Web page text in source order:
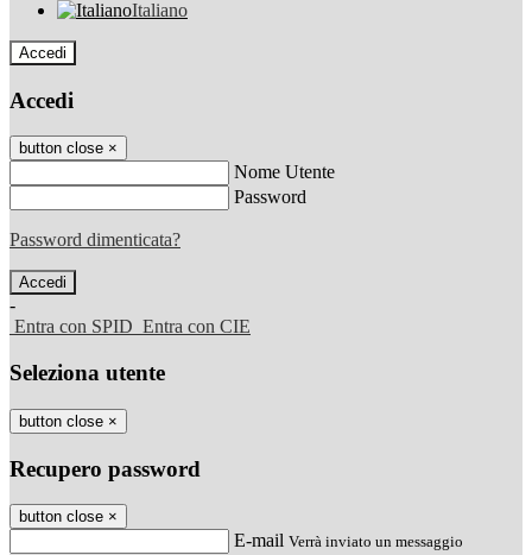
Italiano
Accedi
Accedi
button close ×
Nome Utente
Password
Password dimenticata?
-
Entra con SPID Entra con CIE
Seleziona utente
button close ×
Recupero password
button close ×
E-mail Verrà inviato un messaggio